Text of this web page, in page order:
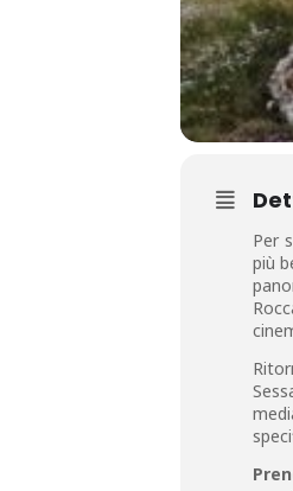
Per
più